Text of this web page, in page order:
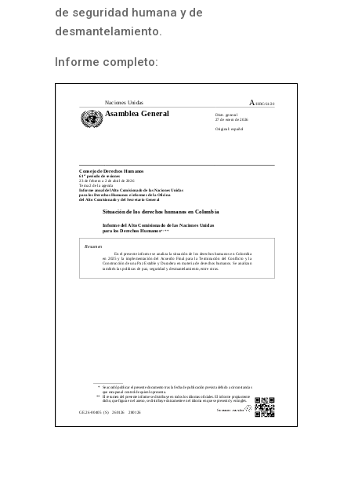
de seguridad humana y de
desmantelamiento.
Informe completo: